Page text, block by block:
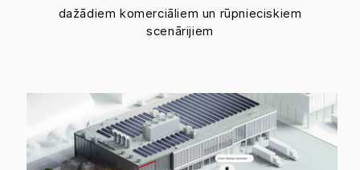
dažādiem komerciāliem un rūpnieciskiem
scenārijiem